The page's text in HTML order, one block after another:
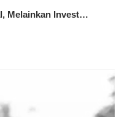
Melainkan Invest…